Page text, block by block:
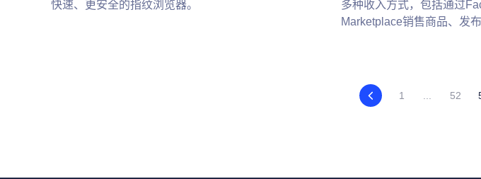
快速、更安全的指纹浏览器。
多种收入方式，包括通过
Marketplace销售商品、发
1 52